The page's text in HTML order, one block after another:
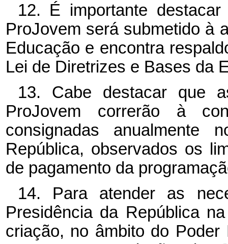
12. É importante
ProJovem será submetido à
Educação e encontra
Lei de Diretrizes e Bases da
13. Cabe destacar que
ProJovem correrão à
consignadas anualmente
República, observados os
de pagamento da
14. Para atender as
Presidência da República
criação, no âmbito do